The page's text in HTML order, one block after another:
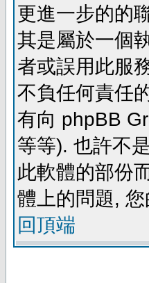
更進一步的的
其是屬於一個
者或誤用此服
不負任何責任
有向 phpBB
等等). 也許不
此軟體的部份
體上的問題,
回頂端